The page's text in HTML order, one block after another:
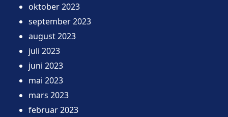
oktober 2023
september 2023
august 2023
juli 2023
juni 2023
mai 2023
mars 2023
februar 2023